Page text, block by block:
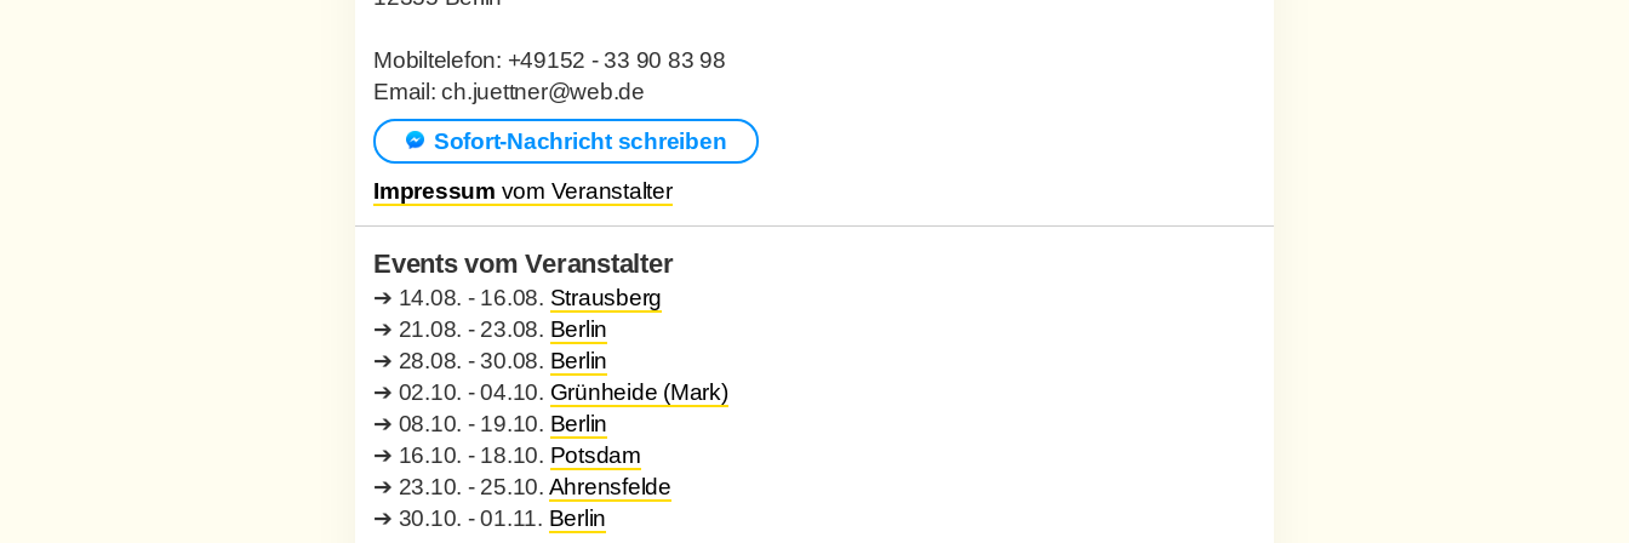
Mobiltelefon: +49152 - 33 90 83 98
Email: ch.juettner@web.de
Sofort-Nachricht schreiben
Impressum vom Veranstalter
Events vom Veranstalter
➔ 14.08. - 16.08. Strausberg
➔ 21.08. - 23.08. Berlin
➔ 28.08. - 30.08. Berlin
➔ 02.10. - 04.10. Grünheide (Mark)
➔ 08.10. - 19.10. Berlin
➔ 16.10. - 18.10. Potsdam
➔ 23.10. - 25.10. Ahrensfelde
➔ 30.10. - 01.11. Berlin